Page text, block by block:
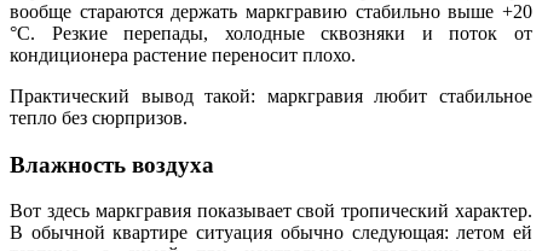
вообще стараются держать маркгравию стабильно выше +20
°C. Резкие перепады, холодные сквозняки и поток от
кондиционера растение переносит плохо.
Практический вывод такой: маркгравия любит стабильное
тепло без сюрпризов.
Влажность воздуха
Вот здесь маркгравия показывает свой тропический характер.
В обычной квартире ситуация обычно следующая: летом ей